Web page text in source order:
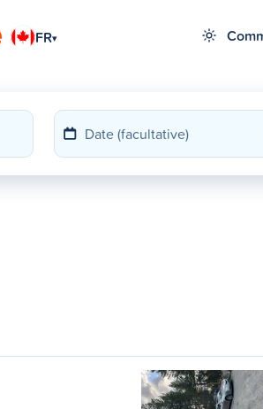
FR▾